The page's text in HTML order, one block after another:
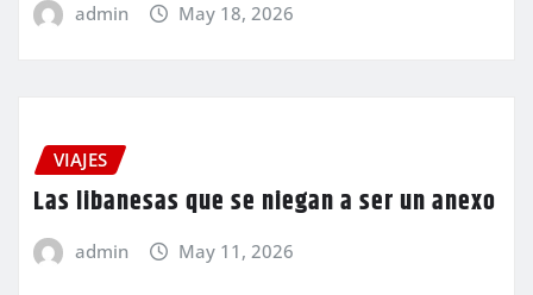
admin May 18, 2026
VIAJES
Las libanesas que se niegan a ser un anexo
admin May 11, 2026